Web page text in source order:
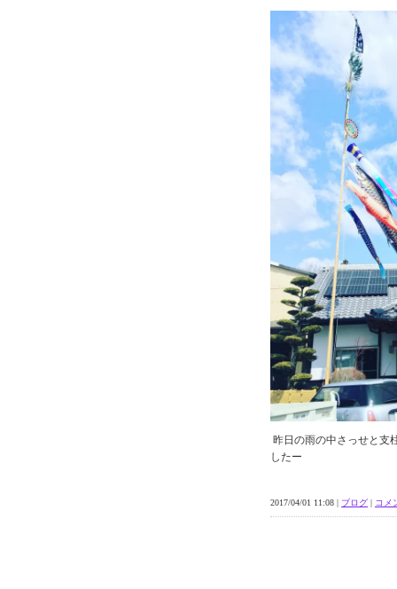
昨日の雨の中さっせと支
したー
2017/04/01 11:08 | ブログ | コメ